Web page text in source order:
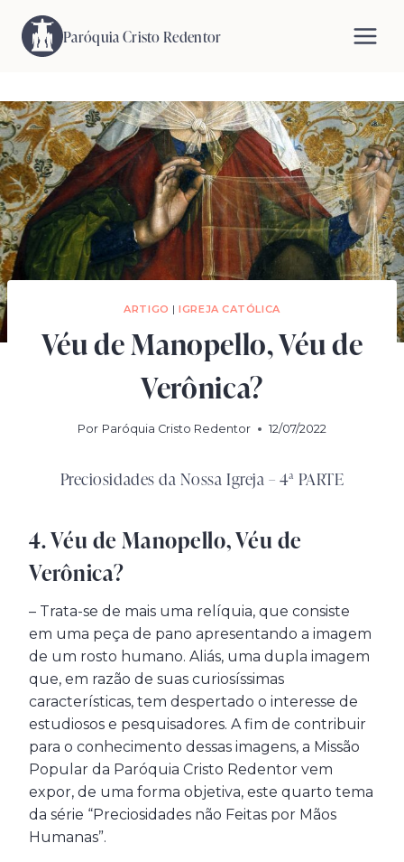
para
Paróquia Cristo Redentor
ARTIGO |IGREJA CATÓLICA
Véu de Manopello, Véu de
Verônica?
Por Paróquia Cristo Redentor 12/07/2022
Preciosidades da Nossa Igreja – 4ª PARTE
4. Véu de Manopello, Véu de
Verônica?
– Trata-se de mais uma relíquia, que consiste
em uma peça de pano apresentando a imagem
de um rosto humano. Aliás, uma dupla imagem
que, em razão de suas curiosíssimas
características, tem despertado o interesse de
estudiosos e pesquisadores. A fim de contribuir
para o conhecimento dessas imagens, a Missão
Popular da Paróquia Cristo Redentor vem
expor, de uma forma objetiva, este quarto tema
da série “Preciosidades não Feitas por Mãos
Humanas”.